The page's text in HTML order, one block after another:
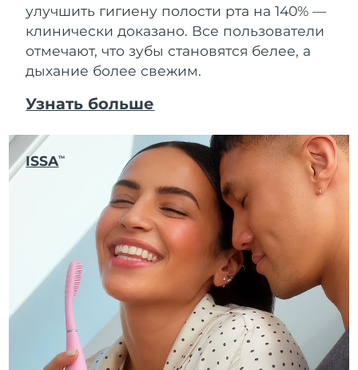
улучшить гигиену полости рта на 140% —
клинически доказано. Все пользователи
отмечают, что зубы становятся белее, а
дыхание более свежим.
Узнать больше
ISSATM